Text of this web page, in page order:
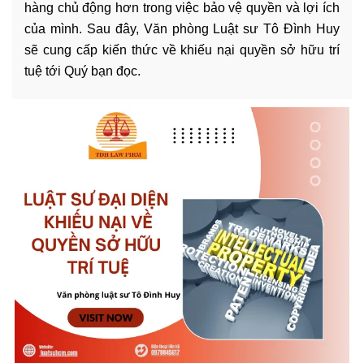
hàng chủ động hơn trong việc bảo vệ quyền và lợi ích
của mình. Sau đây, Văn phòng Luật sư Tô Đình Huy
sẽ cung cấp kiến thức về khiếu nại quyền sở hữu trí
tuệ tới Quý bạn đọc.